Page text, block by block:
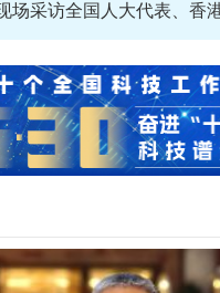
场采访全国人大代表、香